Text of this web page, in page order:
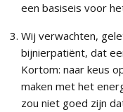
een basiseis voor
Wij verwachten,
bijnierpatiënt, dat
Kortom: naar keus
maken met het
zou niet goed zijn